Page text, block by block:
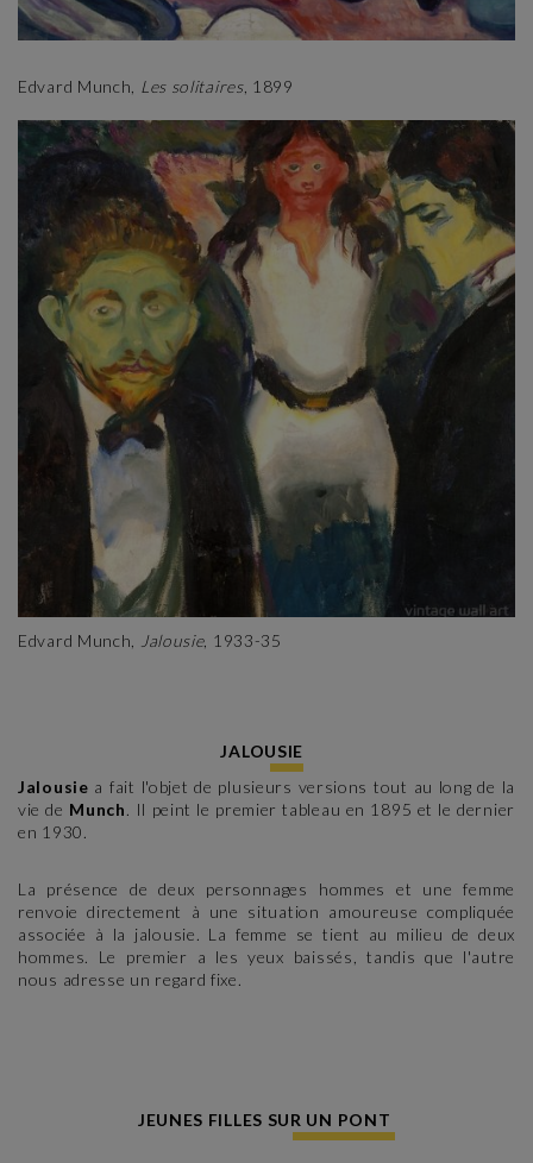
Edvard Munch, Les solitaires, 1899
Edvard Munch, Jalousie, 1933-35
JALOUSIE
Jalousie a fait l'objet de plusieurs versions tout au long de la
vie de Munch. Il peint le premier tableau en 1895 et le dernier
en 1930.
La présence de deux personnages hommes et une femme
renvoie directement à une situation amoureuse compliquée
associée à la jalousie. La femme se tient au milieu de deux
hommes. Le premier a les yeux baissés, tandis que l'autre
nous adresse un regard fixe.
JEUNES FILLES SUR UN PONT